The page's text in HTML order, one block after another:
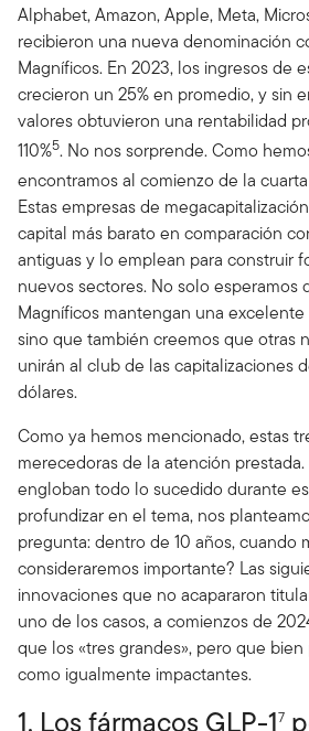
Alphabet, Amazon, Apple, Meta,
recibieron una nueva denominación
Magníficos. En 2023, los ingresos de
crecieron un 25% en promedio, y sin
valores obtuvieron una rentabilidad
110%5. No nos sorprende. Como
encontramos al comienzo de la
Estas empresas de
capital más barato en comparación
antiguas y lo emplean para construir
nuevos sectores. No solo esperamos
Magníficos mantengan una
sino que también creemos que otras
unirán al club de las capitalizaciones
dólares.
Como ya hemos mencionado, estas
merecedoras de la atención
engloban todo lo sucedido durante
profundizar en el tema, nos
pregunta: dentro de 10 años, cuando
consideraremos importante? Las
innovaciones que no acapararon
uno de los casos, a comienzos de
que los «tres grandes», pero que
como igualmente impactantes.
1. Los fármacos GLP-17